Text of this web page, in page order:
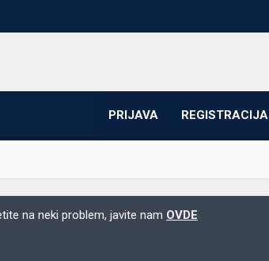
PRIJAVA REGISTRACIJA
na neki problem, javite nam OVDE